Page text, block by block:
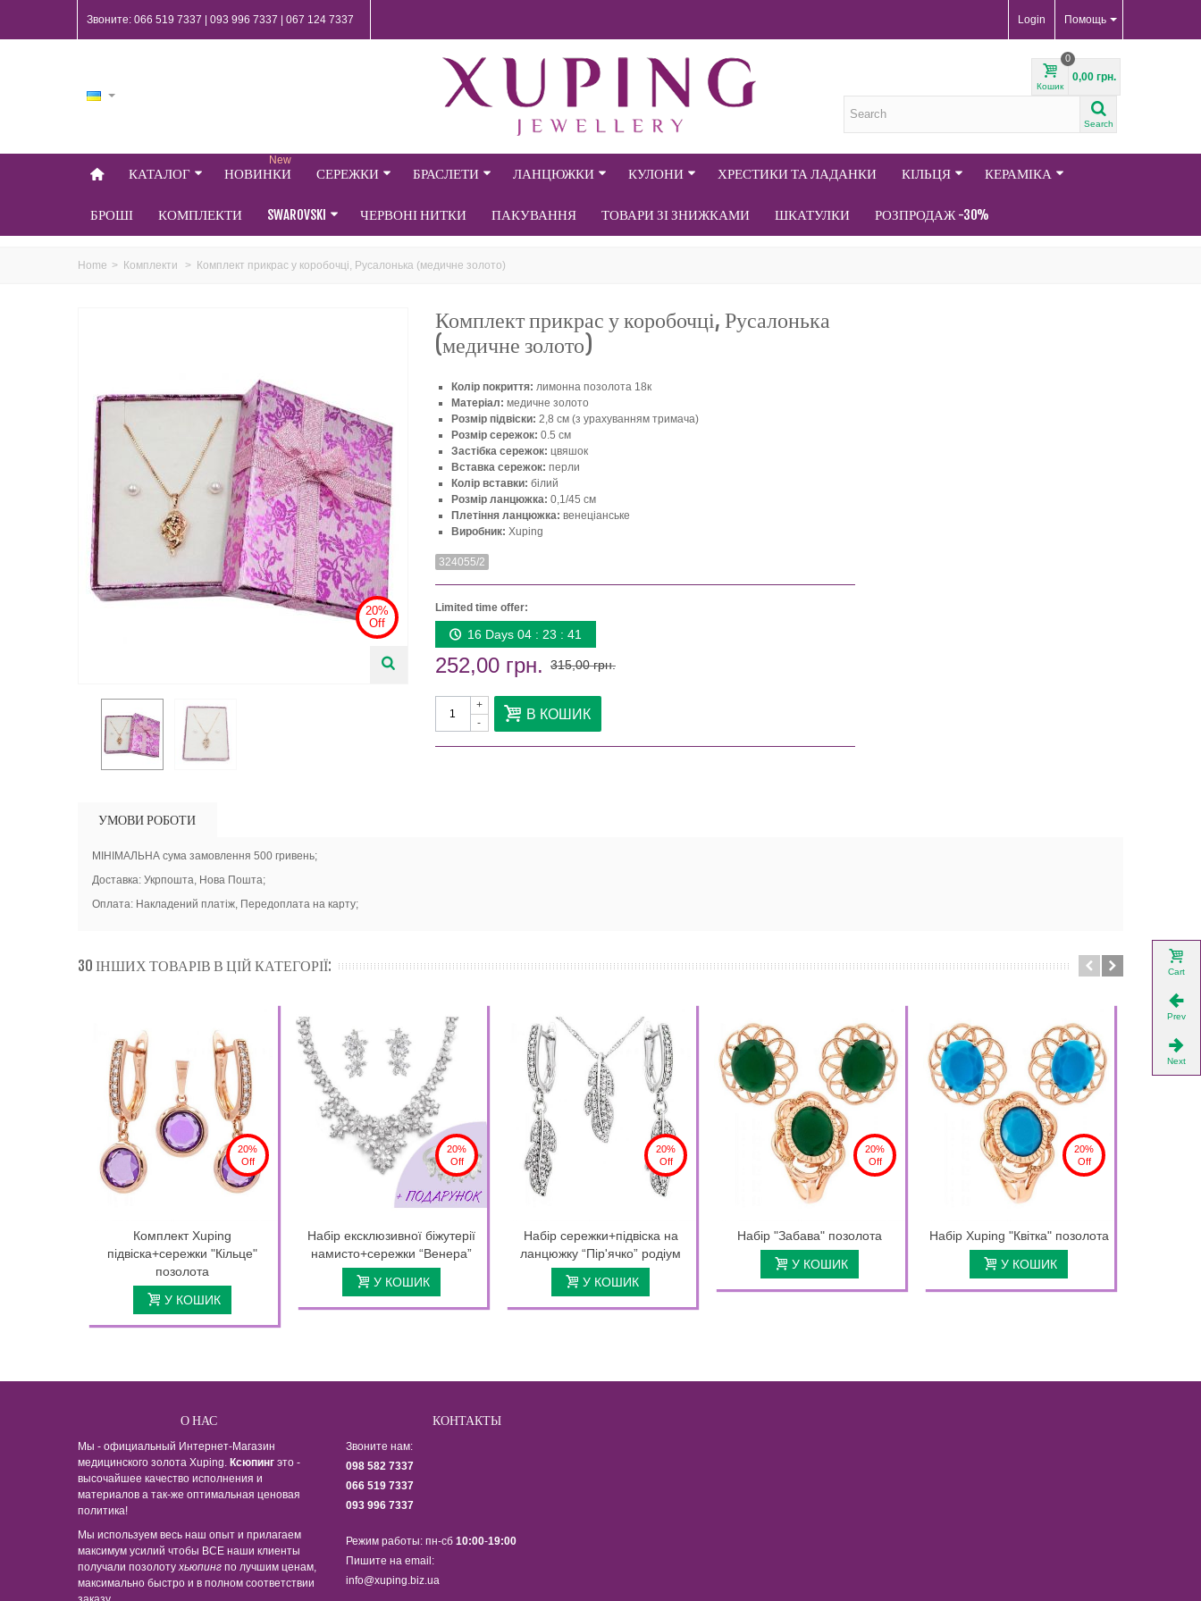
Помощь
Звоните: 066 519 7337 | 093 996 7337 | 067 124 7337 Login
Кошик
0
0,00 грн.
Search
КАТАЛОГ НОВИНКИ
New
СЕРЕЖКИ БРАСЛЕТИ ЛАНЦЮЖКИ КУЛОНИ ХРЕСТИКИ ТА ЛАДАНКИ КІЛЬЦЯ КЕРАМІКА
БРОШІ КОМПЛЕКТИ SWAROVSKI ЧЕРВОНІ НИТКИ ПАКУВАННЯ ТОВАРИ ЗІ ЗНИЖКАМИ ШКАТУЛКИ РОЗПРОДАЖ -30%
Home > Комплекти > Комплект прикрас у коробочці, Русалонька (медичне золото)
20%
Off
Комплект прикрас у коробочці, Русалонька
(медичне золото)
Колір покриття: лимонна позолота 18к
Матеріал: медичне золото
Розмір підвіски: 2,8 см (з урахуванням тримача)
Розмір сережок: 0.5 см
Застібка сережок: цвяшок
Вставка сережок: перли
Колір вставки: білий
Розмір ланцюжка: 0,1/45 см
Плетіння ланцюжка: венеціанське
Виробник: Xuping
324055/2
Limited time offer:
16 Days 04 : 23 : 41
252,00 грн. 315,00 грн.
-
+ В КОШИК
УМОВИ РОБОТИ
МІНІМАЛЬНА сума замовлення 500 гривень;
Доставка: Укрпошта, Нова Пошта;
Оплата: Накладений платіж, Передоплата на карту;
30 ІНШИХ ТОВАРІВ В ЦІЙ КАТЕГОРІЇ:
20%
Off
Комплект Xuping
підвіска+сережки "Кільце"
позолота
У КОШИК
20%
Off
Набір ексклюзивної біжутерії
намисто+сережки “Венера”
У КОШИК
20%
Off
Набір сережки+підвіска на
ланцюжку “Пір'ячко” родіум
У КОШИК
20%
Off
Набір "Забава" позолота
У КОШИК
20%
Off
Набір Xuping "Квітка" позолота
У КОШИК
О НАС
Мы - официальный Интернет-Магазин
медицинского золота Xuping. Ксюпинг это -
высочайшее качество исполнения и
материалов а так-же оптимальная ценовая
политика!
Мы используем весь наш опыт и прилагаем
максимум усилий чтобы ВСЕ наши клиенты
получали позолотухьюпинг по лучшим ценам,
максимально быстро и в полном соответствии
КОНТАКТЫ
Звоните нам:
098 582 7337
066 519 7337
093 996 7337
Режим работы: пн-сб 10:00-19:00
Пишите на email:
info@xuping.biz.ua
Cart
Prev
Next